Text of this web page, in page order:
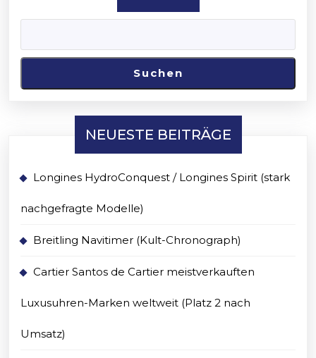
Suchen
NEUESTE BEITRÄGE
Longines HydroConquest / Longines Spirit (stark
nachgefragte Modelle)
Breitling Navitimer (Kult-Chronograph)
Cartier Santos de Cartier meistverkauften
Luxusuhren-Marken weltweit (Platz 2 nach
Umsatz)